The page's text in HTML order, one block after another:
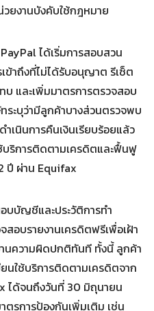
Search
ยงานบังคับใช้กฎหมาย
ได้เริ่มการสอบสวน
ข้าถึงที่ไม่ได้รับอนุญาต รีเซ็ต
และเพิ่มมาตรการตรวจสอบ
ะบุว่ามีลูกค้าบางส่วนตรวจพบ
เนินการคืนเงินเรียบร้อยแล้ว
บริการติดตามเครดิตและฟื้นฟู
2 ปี ผ่าน Equifax
บบัญชีและประวัติการทำ
อบรายงานเครดิตฟรีเพื่อเฝ้า
นความผิดปกติทันที ทั้งนี้ ลูกค้า
นใช้บริการติดตามเครดิตจาก
ได้จนถึงวันที่ 30 มิถุนายน
รการป้องกันเพิ่มเติม เช่น